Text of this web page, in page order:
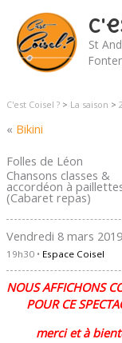
St
C'est Coisel ?> La saison >
« Bikini
Folles de Léon
Chansons classes &
accordéon à
(Cabaret repas)
Vendredi 8 mars 2019
19h30 • Espace Coisel
NOUS AFFICHONS
POUR CE
merci et à